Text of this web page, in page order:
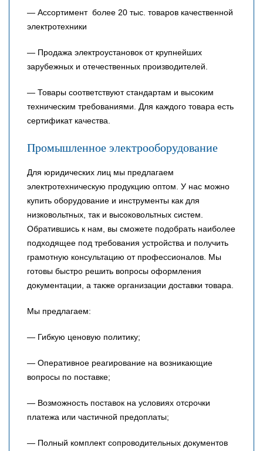
— Ассортимент более 20 тыс. товаров качественной
электротехники
— Продажа электроустановок от крупнейших
зарубежных и отечественных производителей.
— Товары соответствуют стандартам и высоким
техническим требованиями. Для каждого товара есть
сертификат качества.
Промышленное электрооборудование
Для юридических лиц мы предлагаем
электротехническую продукцию оптом. У нас можно
купить оборудование и инструменты как для
низковольтных, так и высоковольтных систем.
Обратившись к нам, вы сможете подобрать наиболее
подходящее под требования устройства и получить
грамотную консультацию от профессионалов. Мы
готовы быстро решить вопросы оформления
документации, а также организации доставки товара.
Мы предлагаем:
— Гибкую ценовую политику;
— Оперативное реагирование на возникающие
вопросы по поставке;
— Возможность поставок на условиях отсрочки
платежа или частичной предоплаты;
— Полный комплект сопроводительных документов